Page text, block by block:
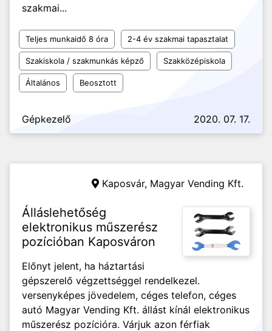
szakmai...
Teljes munkaidő 8 óra 2-4 év szakmai tapasztalat
Szakiskola / szakmunkás képző Szakközépiskola
Általános Beosztott
Gépkezelő 2020. 07. 17.
Kaposvár, Magyar Vending Kft.
Álláslehetőség
elektronikus műszerész
pozícióban Kaposváron
Előnyt jelent, ha háztartási
gépszerelő végzettséggel rendelkezel.
versenyképes jövedelem, céges telefon, céges
autó Magyar Vending Kft. állást kínál elektronikus
műszerész pozícióra. Várjuk azon férfiak